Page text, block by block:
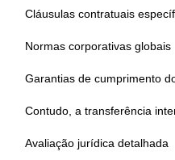
Cláusulas contratuais
Normas corporativas globais
Garantias de cumprimento
Contudo, a transferência
Avaliação jurídica detalhada